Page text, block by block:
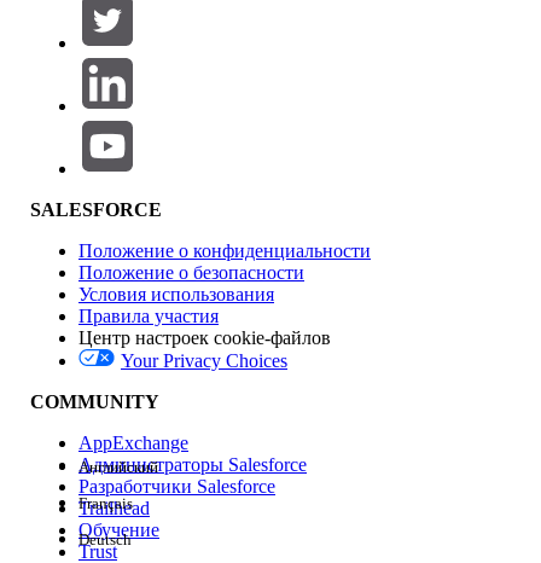
Область продуктов
Влияние на функции
Версия
Возможности
SALESFORCE
Положение о конфиденциальности
Положение о безопасности
Условия использования
Правила участия
Центр настроек cookie-файлов
Your Privacy Choices
COMMUNITY
AppExchange
Администраторы Salesforce
Разработчики Salesforce
Trailhead
Обучение
Trust
Английский
Français
Deutsch